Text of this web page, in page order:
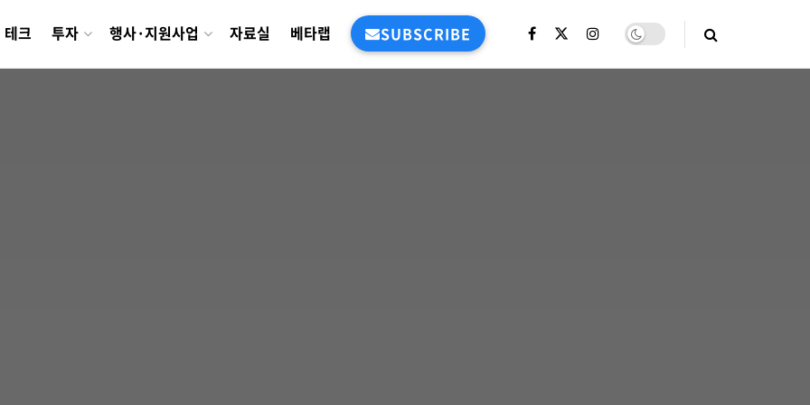
테크 투자 행사·지원사업 자료실 베타랩 SUBSCRIBE